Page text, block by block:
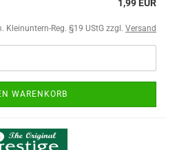
1,99 EUR
Kleinuntern-Reg. §19 UStG zzgl. Versand
WARENKORB